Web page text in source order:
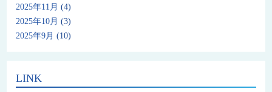
2025年11月 (4)
2025年10月 (3)
2025年9月 (10)
LINK